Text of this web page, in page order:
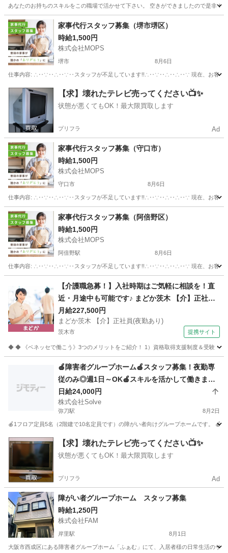
あなたのお持ちのスキルをこの職場で活かせて下さい。 空きができましたので是非
大阪 岸和田市 下松駅 その他 介助
家事代行スタッフ募集（堺市堺区）
時給1,500円
株式会社MOPS
堺市 8月6日
仕事内容: ∴‥∵‥∴‥∵‥スタッフが不足しています!!∴‥∵‥∴‥∴‥∵ 現在、お客様から多
大阪 堺市 ホームヘルパー スタッフ
【求】壊れたテレビ売ってください📺✨
状態が悪くてもOK！最大限買取します
プリフラ Ad
家事代行スタッフ募集（守口市）
時給1,500円
株式会社MOPS
守口市 8月6日
仕事内容: ∴‥∵‥∴‥∵‥スタッフが不足しています!!∴‥∵‥∴‥∴‥∵ 現在、お客様から多
大阪 守口市 ホームヘルパー スタッフ
家事代行スタッフ募集（阿倍野区）
時給1,500円
株式会社MOPS
阿倍野駅 8月6日
仕事内容: ∴‥∵‥∴‥∵‥スタッフが不足しています!!∴‥∵‥∴‥∴‥∵ 現在、お客様から多
阿倍野駅 その他 スタッフ
【介護職急募！】入社時期はご気軽に相談を！直
近・月途中も可能です♪ まどか茨木 【介】正社員
(夜勤あり) 老人介護施設スタッフ
月給227,500円
まどか茨木 【介】正社員(夜勤あり)
茨木市 提携サイト
◆ ◆ 《ベネッセで働こう》3つのメリットをご紹介！ 1）資格取得支援制度＆受験・
介護
🍎障害者グループホーム🍎スタッフ募集！夜勤専
従のみ◎週1日～OK🍎スキルを活かして働きませ
んか？🍎
日給24,000円
株式会社Solve
弥刀駅 8月2日
🍎1フロア定員5名（2階建で10名定員です）の障がい者向けグループホームです。
大阪 東大阪市 弥刀駅 介護福祉士 生活支援員
【求】壊れたテレビ売ってください📺✨
状態が悪くてもOK！最大限買取します
プリフラ Ad
障がい者グループホーム スタッフ募集
時給1,250円
株式会社FAM
岸里駅 8月1日
大阪市西成区にある障害者グループホーム「ふぁむ」にて、入居者様の日常生活のサ